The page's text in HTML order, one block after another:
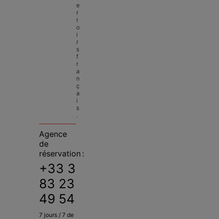
e
r
r
o
i
r
s
f
r
a
n
ç
a
i
s
.
Agence
de
réservation :
+33 3
83 23
49 54
7 jours / 7 de